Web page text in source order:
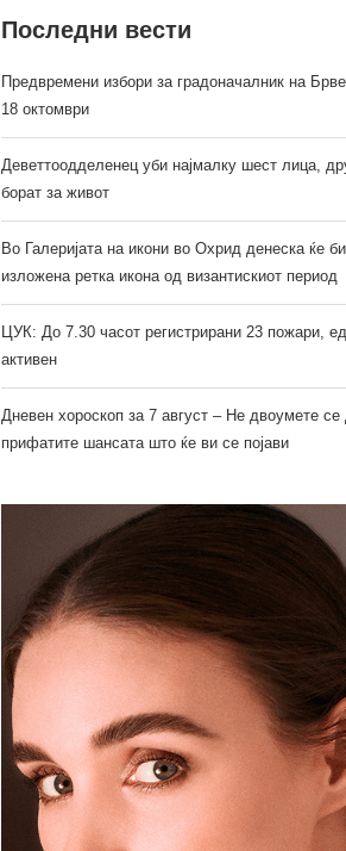
Последни вести
Предвремени избори за градоначалник на
18 октомври
Деветтоодделенец уби најмалку шест лица,
борат за живот
Во Галеријата на икони во Охрид денеска ќе
изложена ретка икона од византискиот период
ЦУК: До 7.30 часот регистрирани 23 пожари,
активен
Дневен хороскоп за 7 август – Не двоумете се
прифатите шансата што ќе ви се појави